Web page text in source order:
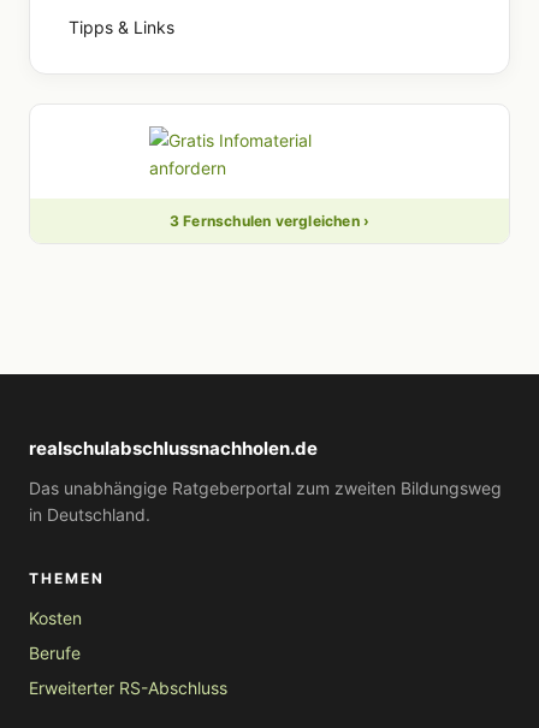
Tipps & Links
3 Fernschulen vergleichen ›
realschulabschlussnachholen.de
Das unabhängige Ratgeberportal zum zweiten Bildungsweg
in Deutschland.
THEMEN
Kosten
Berufe
Erweiterter RS-Abschluss